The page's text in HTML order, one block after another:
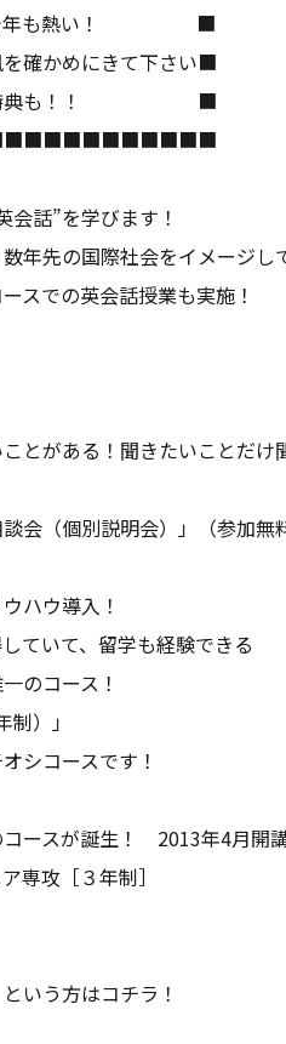
が今年も熱い！ ■
確かめにきて下さい■
除の特典も！！ ■
話”を学びます！
年先の国際社会をイメージし
スでの英会話授業も実施！
がある！聞きたいことだけ
会（個別説明会）」 （参加
ハウ導入！
ていて、留学も経験できる
のコース！
）」
シコースです！
ースが誕生！ 2013年4月開講
専攻［３年制］
という方はコチラ！